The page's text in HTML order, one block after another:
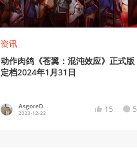
资讯
动作肉鸽《苍翼：混沌效应》正式版
定档2024年1月31日
AsgoreD
2023-12-22 15 5